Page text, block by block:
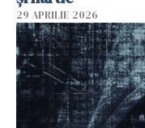
29 APRILIE 2026